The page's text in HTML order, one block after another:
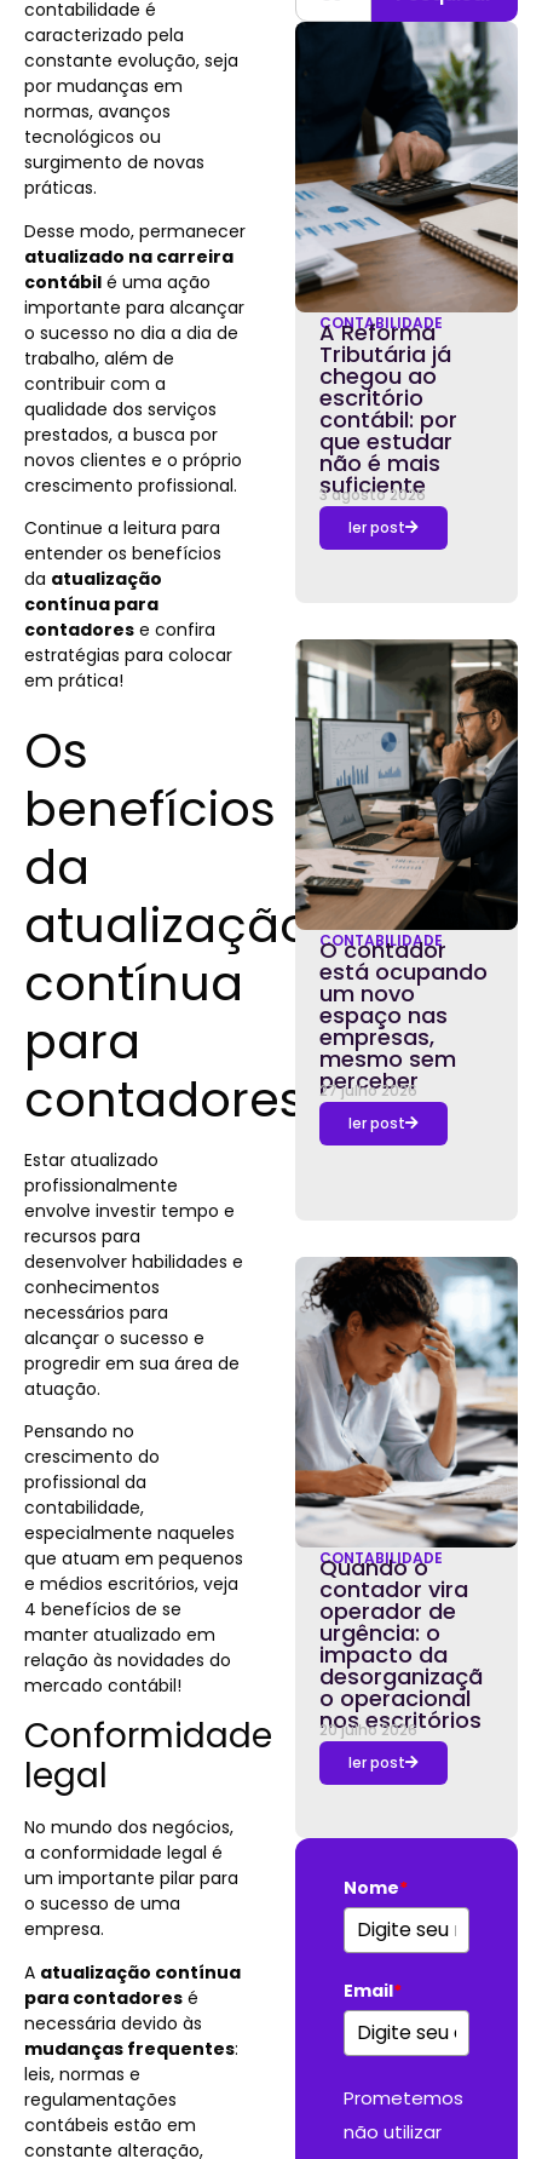
contabilidade é
caracterizado pela
constante evolução, seja
por mudanças em
normas, avanços
tecnológicos ou
surgimento de novas
práticas.
Desse modo, permanecer
atualizado na carreira
contábil é uma ação
importante para alcançar
o sucesso no dia a dia de
trabalho, além de
contribuir com a
qualidade dos serviços
prestados, a busca por
novos clientes e o próprio
crescimento profissional.
Continue a leitura para
entender os benefícios
da atualização
contínua para
contadores e confira
estratégias para colocar
em prática!
Os
benefícios
da
atualização
contínua
para
contadores
Estar atualizado
profissionalmente
envolve investir tempo e
recursos para
desenvolver habilidades e
conhecimentos
necessários para
alcançar o sucesso e
progredir em sua área de
atuação.
Pensando no
crescimento do
profissional da
contabilidade,
especialmente naqueles
que atuam em pequenos
e médios escritórios, veja
4 benefícios de se
manter atualizado em
relação às novidades do
mercado contábil!
Conformidade
legal
No mundo dos negócios,
a conformidade legal é
um importante pilar para
o sucesso de uma
empresa.
A atualização contínua
para contadores é
necessária devido às
mudanças frequentes:
leis, normas e
regulamentações
contábeis estão em
constante alteração,
CONTABILIDADE
A Reforma
Tributária já
chegou ao
escritório
contábil: por
que estudar
não é mais
suficiente
3 agosto 2026
ler post
CONTABILIDADE
O contador
está ocupando
um novo
espaço nas
empresas,
mesmo sem
perceber
27 julho 2026
ler post
CONTABILIDADE
Quando o
contador vira
operador de
urgência: o
impacto da
desorganizaçã
o operacional
nos escritórios
20 julho 2026
ler post
Nome*
Email*
Prometemos
não utilizar